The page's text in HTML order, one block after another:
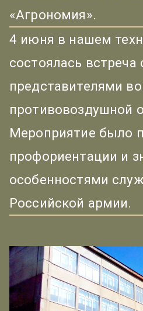
«Агрономия».
4 июня в нашем
состоялась встреча
представителями
противовоздушной
Мероприятие было
профориентации и
особенностями
Российской армии.